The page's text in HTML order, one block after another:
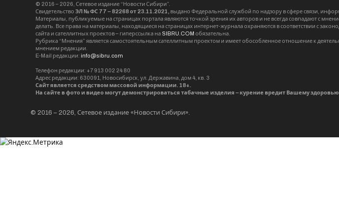
© 2016 – 2026, Сетевое издание “Новости Сибири”.
Свидетельство ЭЛ № ФС 77 – 82268 от 23.11.2021, выдано Федеральной службой по надзору в сфере связи,
Материалы, публикуемые на страницах портала являются точкой зрения их авторов и не всегда совпадают с
делать. Все права на материалы, находящиеся на страницах интернет-журнала охраняются в соответствии с
сайта и сателлитных проектов – гиперссылка на SIBRU.COM обязательна.
Рубрика “Мнения” является самостоятельным сателлитным проектом и имеет обособленное отношение к
мнением редакции.
E-Mail редакции: info@sibru.com
Телефон редакции: +7 913 002 24 80
Адрес редакции: 630091, Новосибирск, ул. Державина, дом 4, кв. 3
Сайт является средством массовой информации. 18+.
На сайте в фото и видео могут демонстрироваться табачные изделия – курение вредит Вашему здоровью.
© 2016 – 2026, Сетевое издание «Новости Сибири».